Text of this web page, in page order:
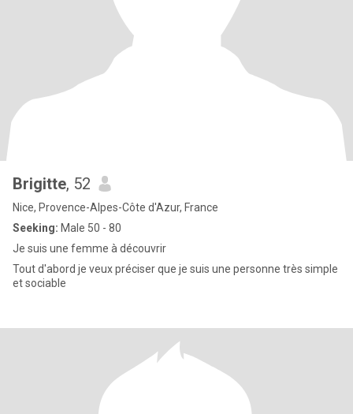
Brigitte, 52
Nice, Provence-Alpes-Côte d'Azur, France
Seeking: Male 50 - 80
Je suis une femme à découvrir
Tout d'abord je veux préciser que je suis une personne très simple
et sociable